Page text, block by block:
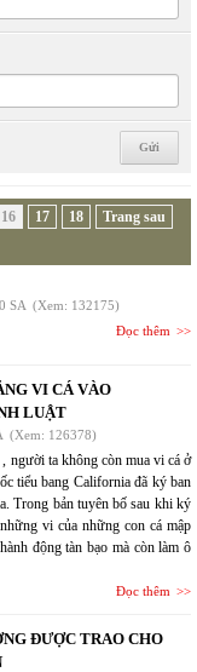
16 17 18
Trang sau
SA (Xem: 132175)
Đọc thêm
VI CÁ VÀO
LUẬT
(Xem: 126378)
người ta không còn mua vi cá ở
tiểu bang California đã ký ban
Trong bản tuyên bố sau khi ký
vi của những con cá mập
động tàn bạo mà còn làm ô
Đọc thêm
ĐƯỢC TRAO CHO